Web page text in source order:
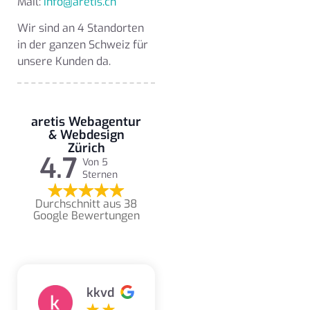
Wir sind an 4 Standorten
in der ganzen Schweiz für
unsere Kunden da.
aretis Webagentur
& Webdesign
Zürich
4.7 Von 5
Sternen
Durchschnitt aus 38
Google Bewertungen
kkvd